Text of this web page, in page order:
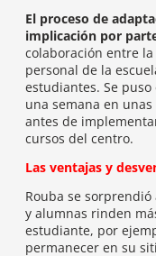
El proceso de
implicación por
colaboración entre la
personal de la
estudiantes. Se
una semana en
antes de
cursos del centro.
Las ventajas y
Rouba se
y alumnas rinden
estudiante, por
permanecer en su